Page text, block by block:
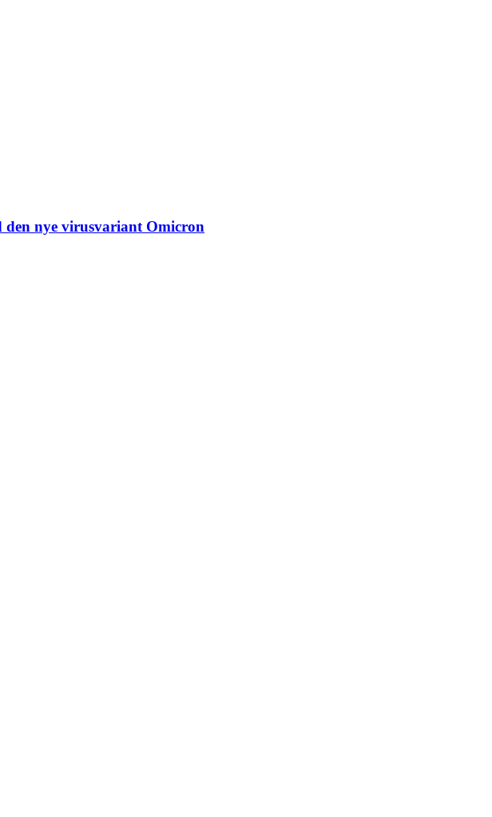
den nye virusvariant Omicron